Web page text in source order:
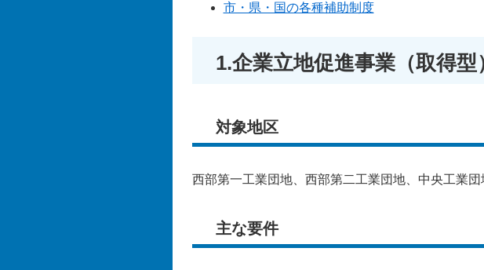
市・県・国の各種補助制度
1.企業立地促進事業（取得型
対象地区
西部第一工業団地、西部第二工業団地、中央工業
主な要件